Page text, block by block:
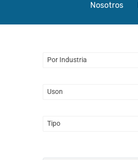
Nosotros
Por Industria
Uson
Tipo